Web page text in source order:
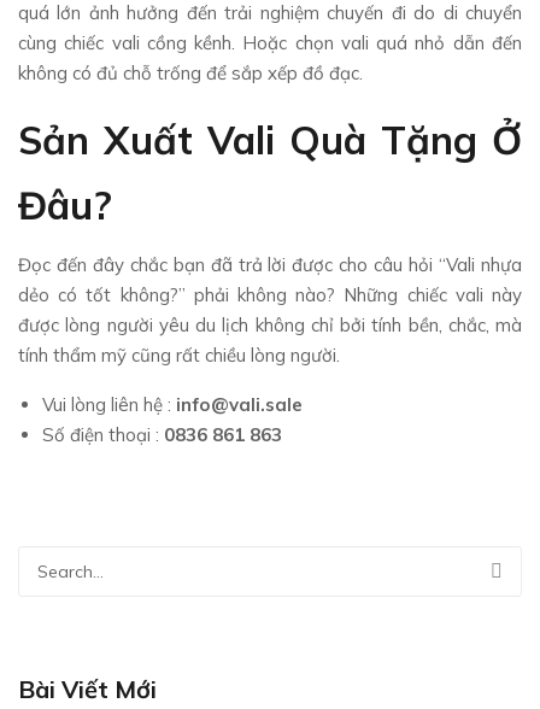
quá lớn ảnh hưởng đến trải nghiệm chuyến đi do di chuyển
cùng chiếc vali cồng kềnh. Hoặc chọn vali quá nhỏ dẫn đến
không có đủ chỗ trống để sắp xếp đồ đạc.
Sản Xuất Vali Quà Tặng Ở
Đâu?
Đọc đến đây chắc bạn đã trả lời được cho câu hỏi “Vali nhựa
dẻo có tốt không?” phải không nào? Những chiếc vali này
được lòng người yêu du lịch không chỉ bởi tính bền, chắc, mà
tính thẩm mỹ cũng rất chiều lòng người.
Vui lòng liên hệ : info@vali.sale
Số điện thoại : 0836 861 863
Bài Viết Mới